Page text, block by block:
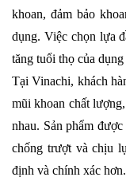
khoan, đảm bảo
dụng. Việc chọn lựa
tăng tuổi thọ của
Tại Vinachi, khách
mũi khoan chất
nhau. Sản phẩm
chống trượt và chịu
định và chính xác hơn.